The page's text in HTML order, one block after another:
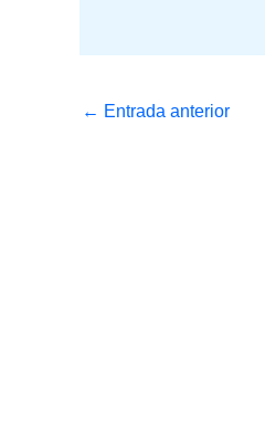
← Entrada anterior